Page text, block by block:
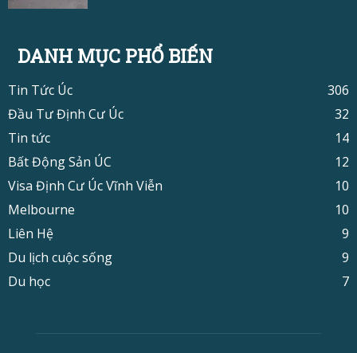
DANH MỤC PHỔ BIẾN
Tin Tức Úc
306
Đầu Tư Định Cư Úc
32
Tin tức
14
Bất Động Sản ÚC
12
Visa Định Cư Úc Vĩnh Viễn
10
Melbourne
10
Liên Hệ
9
Du lịch cuộc sống
9
Du học
7